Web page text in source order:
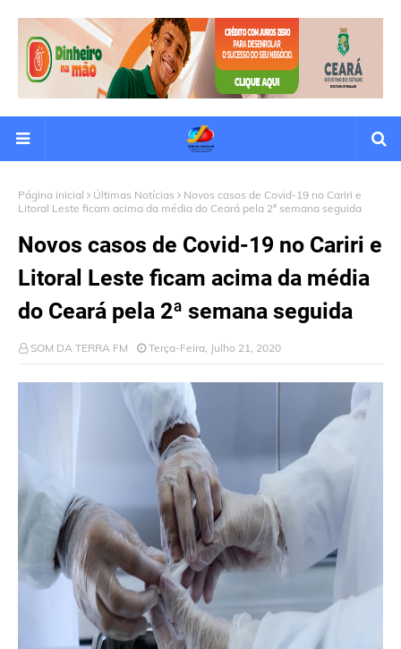
Página inicial Últimas Notícias
Novos casos de Covid-19 no Cariri e
Litoral Leste ficam acima da média do Ceará pela 2ª semana seguida
Novos casos de Covid-19 no Cariri e
Litoral Leste ficam acima da média
do Ceará pela 2ª semana seguida
SOM DA TERRA FM Terça-Feira, Julho 21, 2020